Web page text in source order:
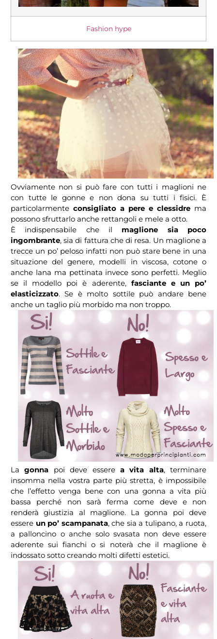
Fashion hype
Ovviamente non si può fare con tutti i maglioni ne
con tutte le gonne e non dona su tutti i fisici. È
particolarmente consigliato a pere e clessidre ma
possono sfruttarlo anche rettangoli e mele a otto.
È indispensabile che il maglione sia poco
ingombrante, sia di fattura che di resa. Un maglione a
trecce un po’ peloso infatti non può stare bene in una
situazione del genere, modelli in viscosa, cotone o
anche lana ma pettinata invece sono perfetti. Meglio
se il modello poi è aderente, fasciante e un po’
elasticizzato. Se è molto sottile può andare bene
anche un taglio più morbido ma non troppo.
Lagonna poi deve essere a vita alta, terminare
insomma nella vostra parte più stretta, è impossibile
che l’effetto venga bene con una gonna a vita più
bassa perché non sarà ferma come deve e non
renderà giustizia al maglione. La gonna poi deve
essere un po’ scampanata, che sia a tulipano, a ruota,
a palloncino o anche solo svasata non deve essere
aderente sui fianchi o si noterà che il maglione è
indossato sotto creando molti difetti estetici.